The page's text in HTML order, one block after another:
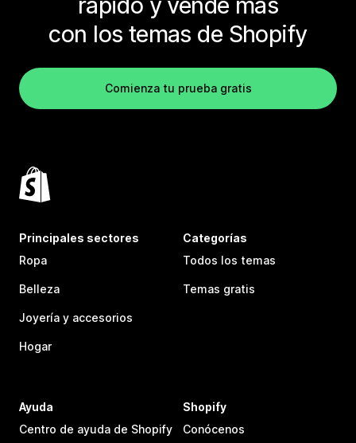
con los temas de Shopify
Comienza tu prueba gratis
Principales sectores
Ropa
Belleza
Joyería y accesorios
Hogar
Categorías
Todos los temas
Temas gratis
Ayuda
Centro de ayuda de Shopify
Shopify
Conócenos